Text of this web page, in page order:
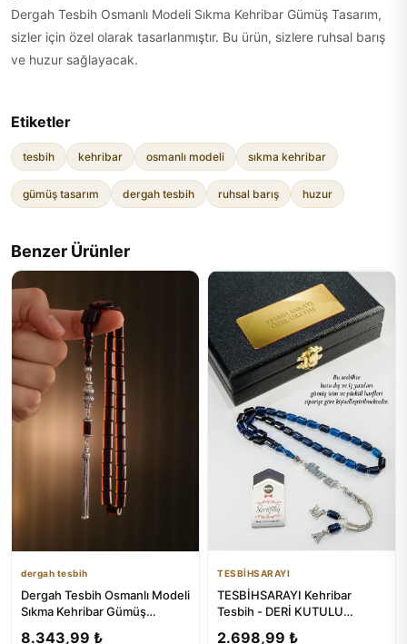
Dergah Tesbih Osmanlı Modeli Sıkma Kehribar Gümüş Tasarım,
sizler için özel olarak tasarlanmıştır. Bu ürün, sizlere ruhsal barış
ve huzur sağlayacak.
Etiketler
tesbih kehribar osmanlı modeli sıkma kehribar
gümüş tasarım dergah tesbih ruhsal barış huzur
Benzer Ürünler
dergah tesbih
Dergah Tesbih Osmanlı Modeli
Sıkma Kehribar Gümüş
8.343,99 ₺
TESBİHSARAYI
TESBİHSARAYI Kehribar
Tesbih - DERİ KUTULU
2.698,99 ₺